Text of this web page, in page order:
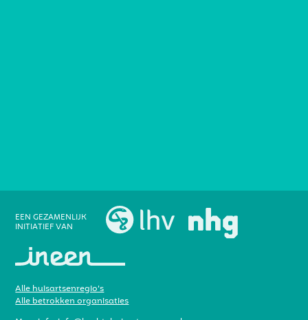
EEN GEZAMENLIJK
INITIATIEF VAN
Alle huisartsenregio’s
Alle betrokken organisaties